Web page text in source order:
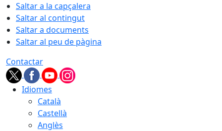
Saltar a la capçalera
Saltar al contingut
Saltar a documents
Saltar al peu de pàgina
Contactar
Idiomes
Català
Castellà
Anglès